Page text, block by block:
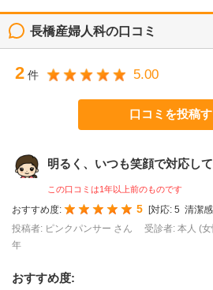
長橋産婦人科の口コミ
2 件 5.00
口コミを投稿
明るく、いつも笑顔で対応し
この口コミは1年以上前のものです
おすすめ度: 5 [対応: 5 清潔
投稿者: ピンクパンサー さん
受診者: 本人 (
年
おすすめ度: